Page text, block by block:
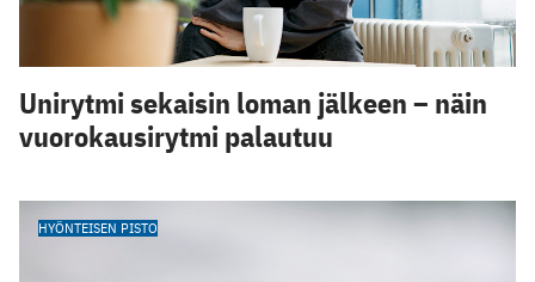
Unirytmi sekaisin loman jälkeen – näin
vuorokausirytmi palautuu
HYÖNTEISEN PISTO